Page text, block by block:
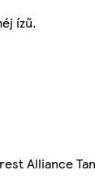
ízű.
Alliance